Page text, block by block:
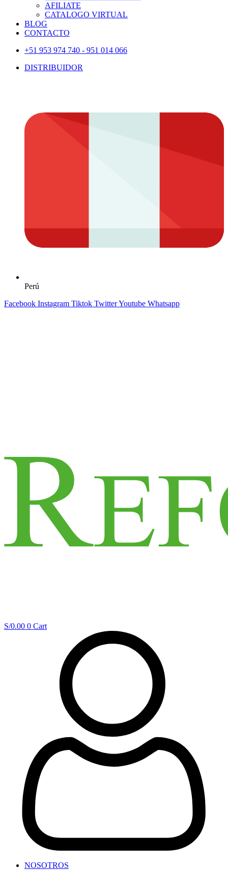
AFILIATE
CATALOGO VIRTUAL
BLOG
CONTACTO
+51 953 974 740 - 951 014 066
DISTRIBUIDOR
Perú
Facebook Instagram Tiktok TwitterYoutube Whatsapp
S/0.00 0 Cart
NOSOTROS